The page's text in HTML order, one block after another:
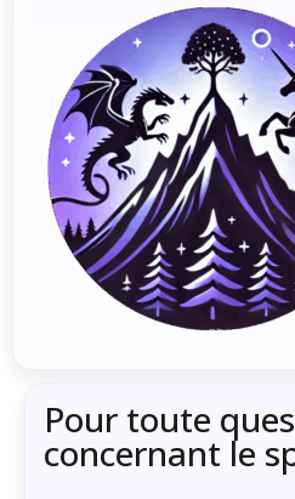
Pour toute
concernant le